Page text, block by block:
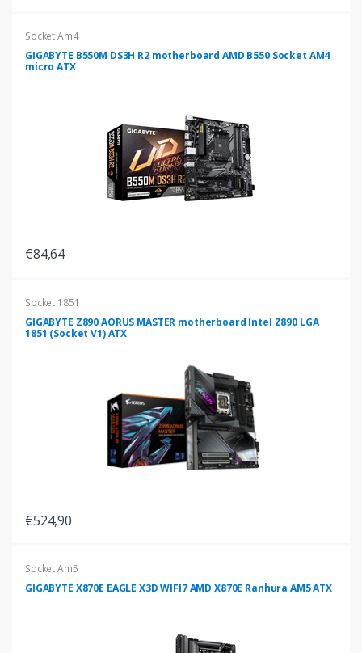
Socket Am4
GIGABYTE B550M DS3H R2 motherboard AMD B550 Socket AM4
micro ATX
€84,64
Socket 1851
GIGABYTE Z890 AORUS MASTER motherboard Intel Z890 LGA
1851 (Socket V1) ATX
€524,90
Socket Am5
GIGABYTE X870E EAGLE X3D WIFI7 AMD X870E Ranhura AM5 ATX